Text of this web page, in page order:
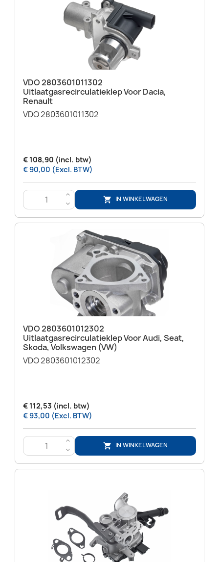
VDO 2803601011302
Uitlaatgasrecirculatieklep Voor Dacia,
Renault
VDO 2803601011302
€ 108,90 (incl. btw)
€ 90,00 (Excl. BTW)
>
<
 IN WINKELWAGEN
VDO 2803601012302
Uitlaatgasrecirculatieklep Voor Audi, Seat,
Skoda, Volkswagen (VW)
VDO 2803601012302
€ 112,53 (incl. btw)
€ 93,00 (Excl. BTW)
>
<
 IN WINKELWAGEN